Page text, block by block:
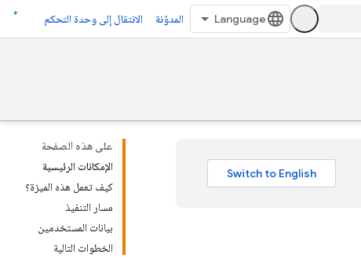
المدوّنة الانتقال إلى وحدة التحكم
على هذه الصفحة
الإمكانات الرئيسية
كيف تعمل هذه الميزة؟
مسار التنفيذ
بيانات المستخدمين
الخطوات التالية